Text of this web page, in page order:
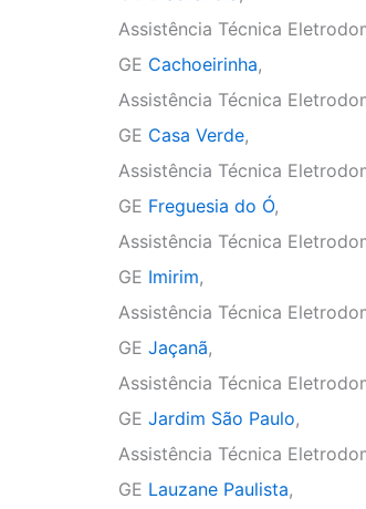
Assistência Técnica
GE Cachoeirinha,
Assistência Técnica
GE Casa Verde,
Assistência Técnica
GE Freguesia do Ó,
Assistência Técnica
GE Imirim,
Assistência Técnica
GE Jaçanã,
Assistência Técnica
GE Jardim São Paulo,
Assistência Técnica
GE Lauzane Paulista,